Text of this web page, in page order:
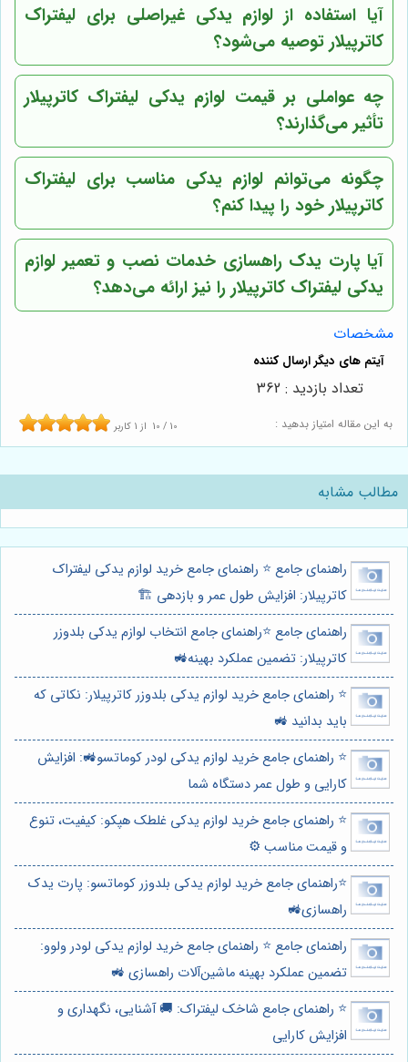
آیا استفاده از لوازم یدکی غیراصلی برای لیفتراک
کاترپیلار توصیه می‌شود؟
چه عواملی بر قیمت لوازم یدکی لیفتراک کاترپیلار
تأثیر می‌گذارند؟
چگونه می‌توانم لوازم یدکی مناسب برای لیفتراک
کاترپیلار خود را پیدا کنم؟
آیا پارت یدک راهسازی خدمات نصب و تعمیر لوازم
یدکی لیفتراک کاترپیلار را نیز ارائه می‌دهد؟
مشخصات
به این مقاله امتیاز بدهید : 10 / 10 از 1 کاربر
تعداد بازدید : 362
مطالب مشابه
راهنمای جامع ⭐️ راهنمای جامع خرید لوازم یدکی لیفتراک
کاترپیلار: افزایش طول عمر و بازدهی 🏗️
راهنمای جامع ⭐️راهنمای جامع انتخاب لوازم یدکی بلدوزر
کاترپیلار: تضمین عملکرد بهینه🚜
⭐️ راهنمای جامع خرید لوازم یدکی بلدوزر کاترپیلار: نکاتی که
باید بدانید 🚜
⭐️ راهنمای جامع خرید لوازم یدکی لودر کوماتسو🚜: افزایش
کارایی و طول عمر دستگاه شما
⭐️ راهنمای جامع خرید لوازم یدکی غلطک هپکو: کیفیت، تنوع
و قیمت مناسب ⚙️
⭐️راهنمای جامع خرید لوازم یدکی بلدوزر کوماتسو: پارت یدک
راهسازی🚜
راهنمای جامع ⭐️ راهنمای جامع خرید لوازم یدکی لودر ولوو:
تضمین عملکرد بهینه ماشین‌آلات راهسازی 🚜
⭐️ راهنمای جامع شاخک لیفتراک: 🚚 آشنایی، نگهداری و
افزایش کارایی